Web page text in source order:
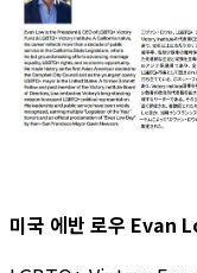
미국 에반 로우 Evan